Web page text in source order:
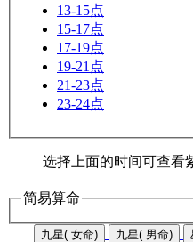
13-15点
15-17点
17-19点
19-21点
21-23点
23-24点
选择上面的时间可查看
简易算命
九星( 女命) 九星( 男命)